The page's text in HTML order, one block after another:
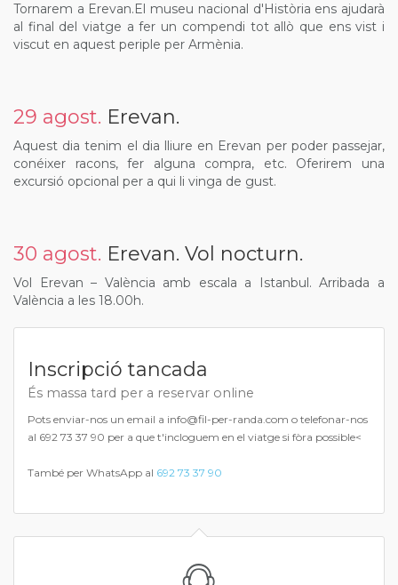
Tornarem a Erevan.El museu nacional d'Història ens ajudarà
al final del viatge a fer un compendi tot allò que ens vist i
viscut en aquest periple per Armènia.
29 agost. Erevan.
Aquest dia tenim el dia lliure en Erevan per poder passejar,
conéixer racons, fer alguna compra, etc. Oferirem una
excursió opcional per a qui li vinga de gust.
30 agost. Erevan. Vol nocturn.
Vol Erevan – València amb escala a Istanbul. Arribada a
València a les 18.00h.
Inscripció tancada
És massa tard per a reservar online
Pots enviar-nos un email a info@fil-per-randa.com o telefonar-nos
al 692 73 37 90 per a que t'incloguem en el viatge si fòra possible<
També per WhatsApp al 692 73 37 90